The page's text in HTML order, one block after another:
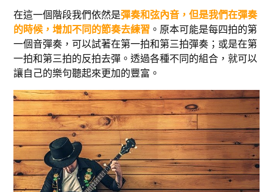
在這一個階段我們依然是彈奏和弦內音，但是我們在彈奏
的時候，增加不同的節奏去練習 。原本可能是每四拍的第
一個音彈奏，可以試著在第一拍和第三拍彈奏；或是在第
一拍和第三拍的反拍去彈。透過各種不同的組合，就可以
讓自己的樂句聽起來更加的豐富。